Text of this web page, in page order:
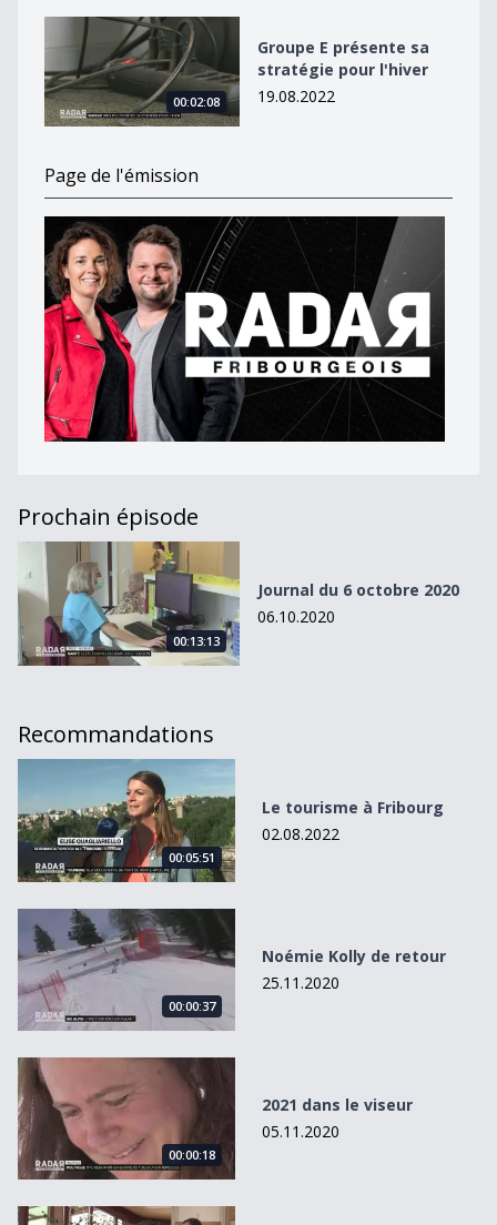
Groupe E présente sa stratégie pour l&#039;hiver
00:02:08
Groupe E présente sa
stratégie pour l'hiver
19.08.2022
Page de l'émission
Prochain épisode
Journal du 6 octobre 2020
00:13:13
Journal du 6 octobre 2020
06.10.2020
Recommandations
Le tourisme à Fribourg
00:05:51
Le tourisme à Fribourg
02.08.2022
Noémie Kolly de retour
00:00:37
Noémie Kolly de retour
25.11.2020
2021 dans le viseur
00:00:18
2021 dans le viseur
05.11.2020
La rivalité aux vestiaires